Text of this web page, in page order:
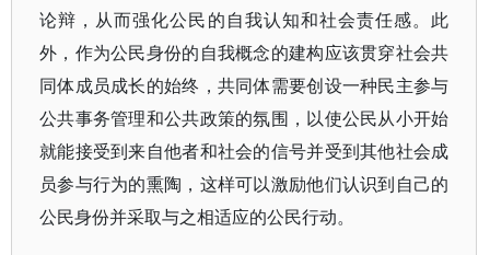
论辩，从而强化公民的自我认知和社会责任感。此
外，作为公民身份的自我概念的建构应该贯穿社会共
同体成员成长的始终，共同体需要创设一种民主参与
公共事务管理和公共政策的氛围，以使公民从小开始
就能接受到来自他者和社会的信号并受到其他社会成
员参与行为的熏陶，这样可以激励他们认识到自己的
公民身份并采取与之相适应的公民行动。